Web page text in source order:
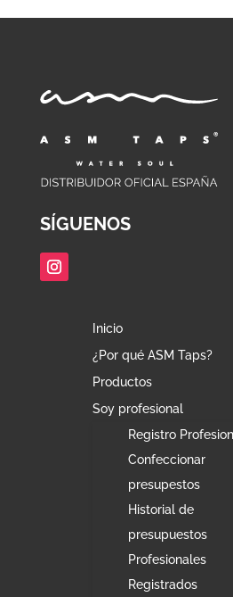
SÍGUENOS
Inicio
¿Por qué ASM Taps?
Productos
Soy profesional
Registro
Confeccionar
presupestos
Historial de
presupuestos
Profesionales
Registrados